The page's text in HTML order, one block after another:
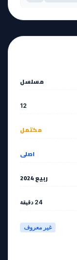
آخر حلقة 🔥
EP
مسلسل
12
مكتمل
اصلي
ربيع 2024
24 دقيقة
غير معروف